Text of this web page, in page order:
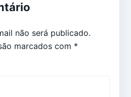
não será publicado.
marcados com *